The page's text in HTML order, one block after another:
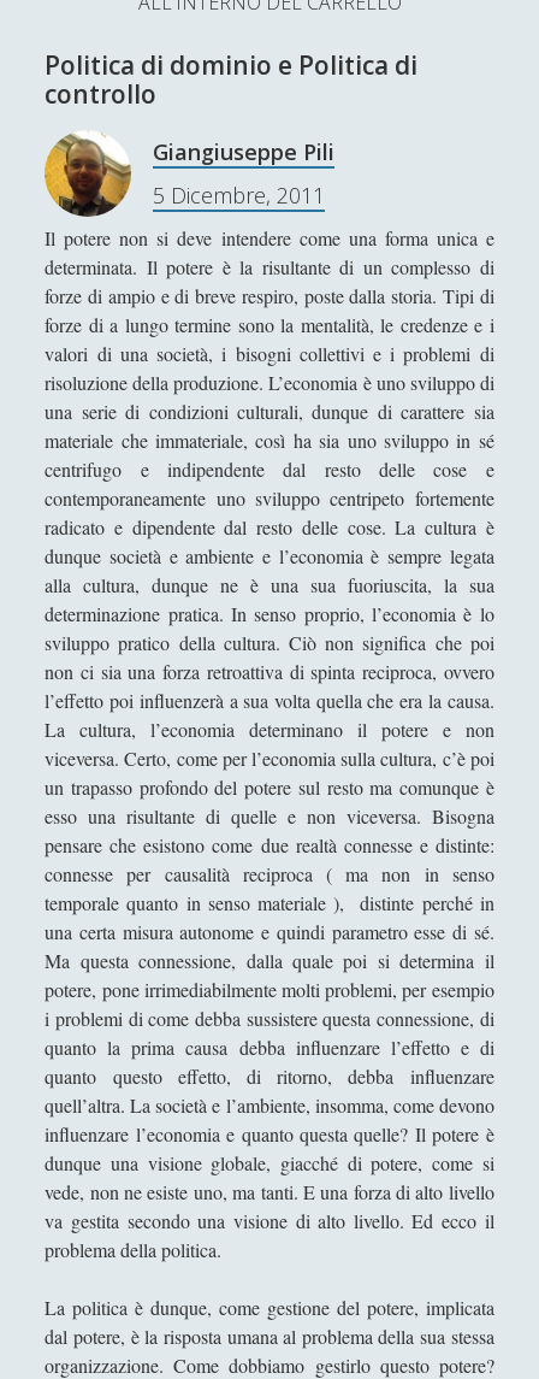
Contatti & Collabora!
t
w
i
t
t
e
r
f
a
c
e
b
o
o
k
y
o
u
t
u
b
e
CERCA
e
a
c
h
SUPPORT US
Se apprezzi il nostro lavoro, puoi effettuare una
donazione tramite PayPal!
Contenuti
► Antologia(4)
▼ Filosofia(799)
Filosofia Antica
► Filosofia Medioevale(12)
► Filosofia Moderna
► Filosofia Romantica(6)
► Filosofia Contemporanea (86)
▼ I Grandi Temi della Filosofia(523)
Entropy in a World of Causes
Il Tempo - Un'introduzione
Questioni (non solo) linguistiche
Riflessioni sulla felicità - La passione, i vizi
umani e le virtù umane secondo Aristotele,
Tommaso d'Aquino e Spinoza
► Epistemologia(47)
► Estetica(50)
► Etica, Metaetica e Morale(60)
fenomeno sociale
Capire che cos’è il capitalismo
Politica di dominio e Politica di
controllo
Giangiuseppe Pili
5 Dicembre, 2011
Il potere non si deve intendere come una forma unica e
determinata. Il potere è la risultante di un complesso di
forze di ampio e di breve respiro, poste dalla storia. Tipi di
forze di a lungo termine sono la mentalità, le credenze e i
valori di una società, i bisogni collettivi e i problemi di
risoluzione della produzione. L’economia è uno sviluppo di
una serie di condizioni culturali, dunque di carattere sia
materiale che immateriale, così ha sia uno sviluppo in sé
centrifugo e indipendente dal resto delle cose e
contemporaneamente uno sviluppo centripeto fortemente
radicato e dipendente dal resto delle cose. La cultura è
dunque società e ambiente e l’economia è sempre legata
alla cultura, dunque ne è una sua fuoriuscita, la sua
determinazione pratica. In senso proprio, l’economia è lo
sviluppo pratico della cultura. Ciò non significa che poi
non ci sia una forza retroattiva di spinta reciproca, ovvero
l’effetto poi influenzerà a sua volta quella che era la causa.
La cultura, l’economia determinano il potere e non
viceversa. Certo, come per l’economia sulla cultura, c’è poi
un trapasso profondo del potere sul resto ma comunque è
esso una risultante di quelle e non viceversa. Bisogna
pensare che esistono come due realtà connesse e distinte:
connesse per causalità reciproca ( ma non in senso
temporale quanto in senso materiale ), distinte perché in
una certa misura autonome e quindi parametro esse di sé.
Ma questa connessione, dalla quale poi si determina il
potere, pone irrimediabilmente molti problemi, per esempio
i problemi di come debba sussistere questa connessione, di
quanto la prima causa debba influenzare l’effetto e di
quanto questo effetto, di ritorno, debba influenzare
quell’altra. La società e l’ambiente, insomma, come devono
influenzare l’economia e quanto questa quelle? Il potere è
dunque una visione globale, giacché di potere, come si
vede, non ne esiste uno, ma tanti. E una forza di alto livello
va gestita secondo una visione di alto livello. Ed ecco il
problema della politica.
La politica è dunque, come gestione del potere, implicata
dal potere, è la risposta umana al problema della sua stessa
organizzazione. Come dobbiamo gestirlo questo potere?